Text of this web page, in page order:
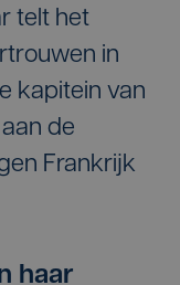
telt het
in
kapitein van
de
Frankrijk
haar